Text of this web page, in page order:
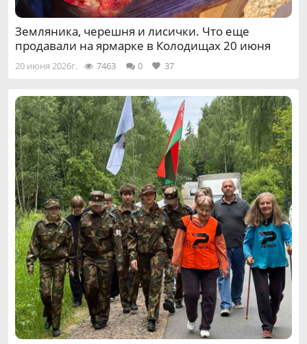
Земляника, черешня и лисички. Что еще
продавали на ярмарке в Колодищах 20 июня
20 июня 2026г. 7463 0 37